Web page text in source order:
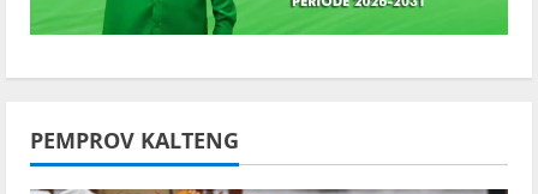
PEMPROV KALTENG